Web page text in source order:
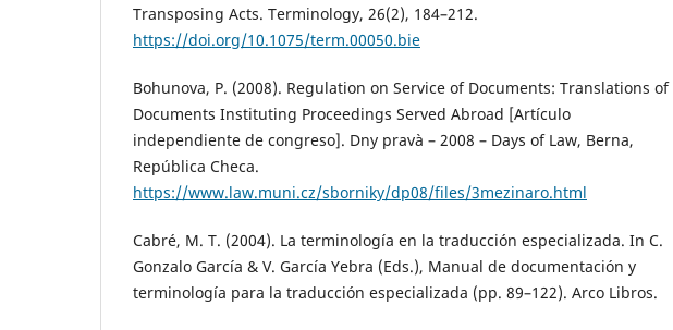
Transposing Acts. Terminology, 26(2), 184–212.
https://doi.org/10.1075/term.00050.bie
Bohunova, P. (2008). Regulation on Service of Documents: Translations of
Documents Instituting Proceedings Served Abroad [Artículo
independiente de congreso]. Dny pravà – 2008 – Days of Law, Berna,
República Checa.
https://www.law.muni.cz/sborniky/dp08/files/3mezinaro.html
Cabré, M. T. (2004). La terminología en la traducción especializada. In C.
Gonzalo García & V. García Yebra (Eds.), Manual de documentación y
terminología para la traducción especializada (pp. 89–122). Arco Libros.